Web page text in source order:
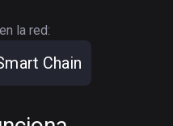
la red:
Chain